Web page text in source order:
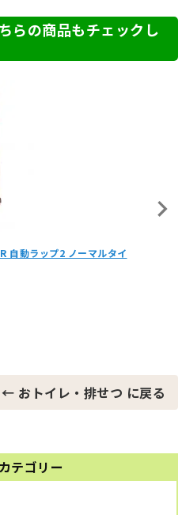
テゴリー
らの商品もチェックし
自動ラップ2 ノーマルタイ
← おトイレ・排せつ に戻る